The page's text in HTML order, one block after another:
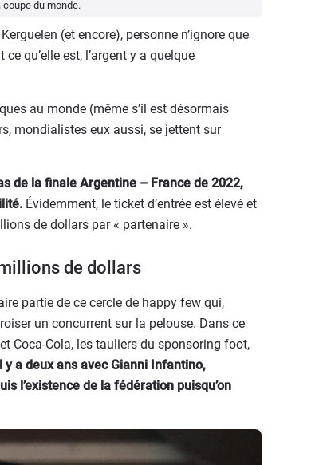
du monde.
(et encore), personne n’ignore que
qu’elle est, l’argent y a quelque
au monde (même s’il est désormais
mondialistes eux aussi, se jettent sur
de la finale Argentine – France de 2022,
Évidemment, le ticket d’entrée est élevé et
de dollars par « partenaire ».
de dollars
partie de ce cercle de happy few qui,
un concurrent sur la pelouse. Dans ce
Coca-Cola, les tauliers du sponsoring foot,
a deux ans avec Gianni Infantino,
l’existence de la fédération puisqu’on